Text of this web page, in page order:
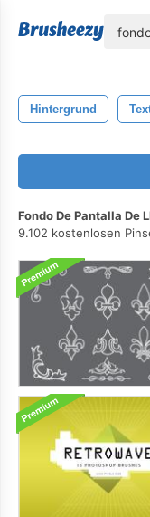
Hintergrund
Fondo De Pantalla De
9.102 kostenlosen